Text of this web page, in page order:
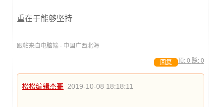
重在于能够坚持
跟帖来自电脑端 · 中国广西北海
顶: 0 踩: 0
回复
松松编辑杰哥 2019-10-08 18:18:11